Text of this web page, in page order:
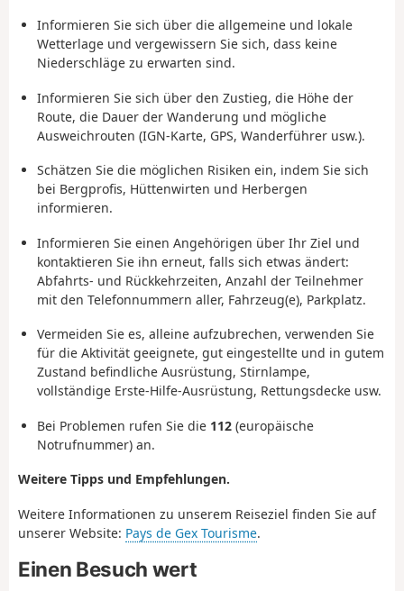
Informieren Sie sich über die allgemeine und lokale
Wetterlage und vergewissern Sie sich, dass keine
Niederschläge zu erwarten sind.
Informieren Sie sich über den Zustieg, die Höhe der
Route, die Dauer der Wanderung und mögliche
Ausweichrouten (IGN-Karte, GPS, Wanderführer usw.).
Schätzen Sie die möglichen Risiken ein, indem Sie sich
bei Bergprofis, Hüttenwirten und Herbergen
informieren.
Informieren Sie einen Angehörigen über Ihr Ziel und
kontaktieren Sie ihn erneut, falls sich etwas ändert:
Abfahrts- und Rückkehrzeiten, Anzahl der Teilnehmer
mit den Telefonnummern aller, Fahrzeug(e), Parkplatz.
Vermeiden Sie es, alleine aufzubrechen, verwenden Sie
für die Aktivität geeignete, gut eingestellte und in gutem
Zustand befindliche Ausrüstung, Stirnlampe,
vollständige Erste-Hilfe-Ausrüstung, Rettungsdecke usw.
Bei Problemen rufen Sie die 112 (europäische
Notrufnummer) an.
Weitere Tipps und Empfehlungen.
Weitere Informationen zu unserem Reiseziel finden Sie auf
unserer Website: Pays de Gex Tourisme.
Einen Besuch wert